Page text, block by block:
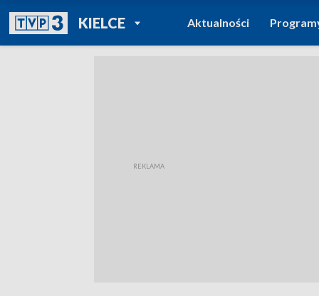
KIELCEPOWRÓT DO
TVP REGIONY
Aktualności